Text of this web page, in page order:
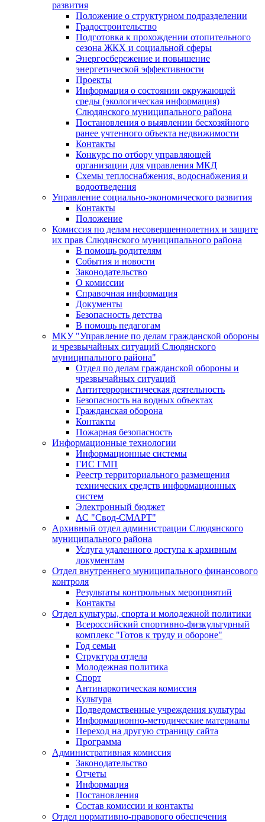
развития
Положение о структурном подразделении
Градостроительство
Подготовка к прохождении отопительного
сезона ЖКХ и социальной сферы
Энергосбережение и повышение
энергетической эффективности
Проекты
Информация о состоянии окружающей
среды (экологическая информация)
Слюдянского муниципального района
Постановления о выявлении бесхозяйного
ранее учтенного объекта недвижимости
Контакты
Конкурс по отбору управляющей
организации для управления МКД
Схемы теплоснабжения, водоснабжения и
водоотведения
Управление социально-экономического развития
Контакты
Положение
Комиссия по делам несовершеннолетних и защите
их прав Слюдянского муниципального района
В помощь родителям
События и новости
Законодательство
О комиссии
Справочная информация
Документы
Безопасность детства
В помощь педагогам
МКУ "Управление по делам гражданской обороны
и чрезвычайных ситуаций Слюдянского
муниципального района"
Отдел по делам гражданской обороны и
чрезвычайных ситуаций
Антитеррористическая деятельность
Безопасность на водных объектах
Гражданская оборона
Контакты
Пожарная безопасность
Информационные технологии
Информационные системы
ГИС ГМП
Реестр территориального размещения
технических средств информационных
систем
Электронный бюджет
АС "Свод-СМАРТ"
Архивный отдел администрации Слюдянского
муниципального района
Услуга удаленного доступа к архивным
документам
Отдел внутреннего муниципального финансового
контроля
Результаты контрольных мероприятий
Контакты
Отдел культуры, спорта и молодежной политики
Всероссийский спортивно-физкультурный
комплекс "Готов к труду и обороне"
Год семьи
Структура отдела
Молодежная политика
Спорт
Антинаркотическая комиссия
Культура
Подведомственные учреждения культуры
Информационно-методические материалы
Переход на другую страницу сайта
Программа
Административная комиссия
Законодательство
Отчеты
Информация
Постановления
Состав комиссии и контакты
Отдел нормативно-правового обеспечения